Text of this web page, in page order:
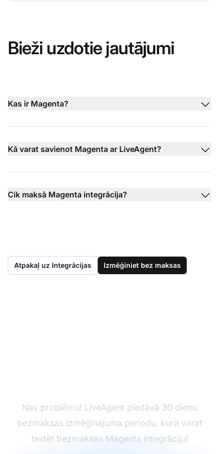
Bieži uzdotie jautājumi
Kas ir Magenta?
Kā varat savienot Magenta ar LiveAgent?
Cik maksā Magenta integrācija?
Atpakaļ uz Integrācijas Izmēģiniet bez maksas
Nav problēmu! LiveAgent piedāvā 30 dienu
bezmaksas izmēģinājuma periodu, kurā varat
testēt bezmaksas Magenta integrāciju!